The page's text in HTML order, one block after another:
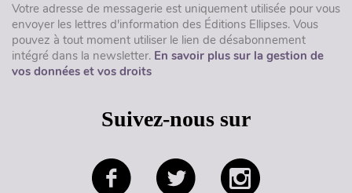
Votre adresse de messagerie est uniquement utilisée pour vous
envoyer les lettres d'information des Éditions Ellipses. Vous
pouvez à tout moment utiliser le lien de désabonnement
intégré dans la newsletter. En savoir plus sur la gestion de
vos données et vos droits
Suivez-nous sur